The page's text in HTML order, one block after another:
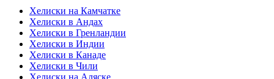
Хелиски на Камчатке
Хелиски в Андах
Хелиски в Гренландии
Хелиски в Индии
Хелиски в Канаде
Хелиски в Чили
Хелиски на Аляске